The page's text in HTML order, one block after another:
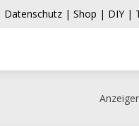
Datenschutz | Shop | DIY |